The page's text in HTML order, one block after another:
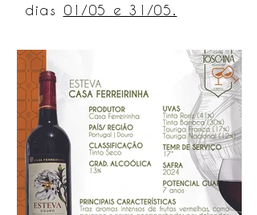
dias 01/05 e 31/05.